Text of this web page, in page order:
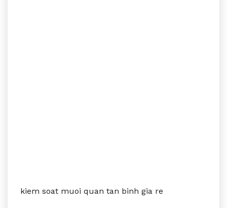
kiem soat muoi quan tan binh gia re